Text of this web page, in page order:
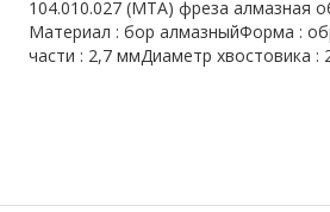
104.010.027 (МТА) фреза алмазная
Материал : бор алмазныйФорма :
части : 2,7 ммДиаметр хвостовика